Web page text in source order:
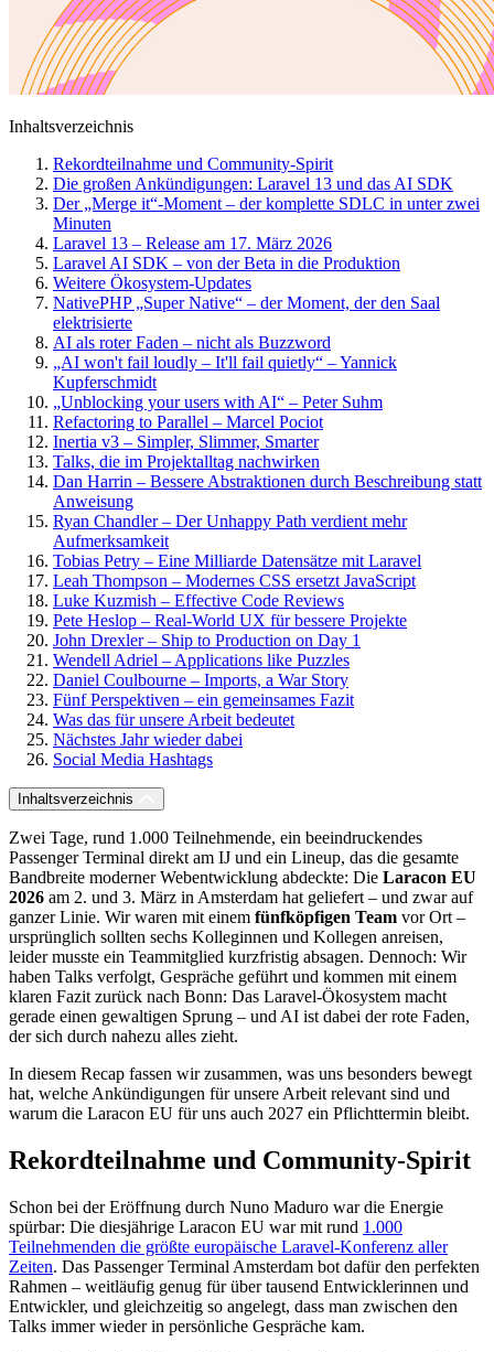
Inhaltsverzeichnis
Rekordteilnahme und Community-Spirit
Die großen Ankündigungen: Laravel 13 und das AI SDK
Der „Merge it“-Moment – der komplette SDLC in unter zwei
Minuten
Laravel 13 – Release am 17. März 2026
Laravel AI SDK – von der Beta in die Produktion
Weitere Ökosystem-Updates
NativePHP „Super Native“ – der Moment, der den Saal
elektrisierte
AI als roter Faden – nicht als Buzzword
„AI won't fail loudly – It'll fail quietly“ – Yannick
Kupferschmidt
„Unblocking your users with AI“ – Peter Suhm
Refactoring to Parallel – Marcel Pociot
Inertia v3 – Simpler, Slimmer, Smarter
Talks, die im Projektalltag nachwirken
Dan Harrin – Bessere Abstraktionen durch Beschreibung statt
Anweisung
Ryan Chandler – Der Unhappy Path verdient mehr
Aufmerksamkeit
Tobias Petry – Eine Milliarde Datensätze mit Laravel
Leah Thompson – Modernes CSS ersetzt JavaScript
Luke Kuzmish – Effective Code Reviews
Pete Heslop – Real-World UX für bessere Projekte
John Drexler – Ship to Production on Day 1
Wendell Adriel – Applications like Puzzles
Daniel Coulbourne – Imports, a War Story
Fünf Perspektiven – ein gemeinsames Fazit
Was das für unsere Arbeit bedeutet
Nächstes Jahr wieder dabei
Social Media Hashtags
Inhaltsverzeichnis
Zwei Tage, rund 1.000 Teilnehmende, ein beeindruckendes
Passenger Terminal direkt am IJ und ein Lineup, das die gesamte
Bandbreite moderner Webentwicklung abdeckte: Die Laracon EU
2026 am 2. und 3. März in Amsterdam hat geliefert – und zwar auf
ganzer Linie. Wir waren mit einem fünfköpfigen Team vor Ort –
ursprünglich sollten sechs Kolleginnen und Kollegen anreisen,
leider musste ein Teammitglied kurzfristig absagen. Dennoch: Wir
haben Talks verfolgt, Gespräche geführt und kommen mit einem
klaren Fazit zurück nach Bonn: Das Laravel-Ökosystem macht
gerade einen gewaltigen Sprung – und AI ist dabei der rote Faden,
der sich durch nahezu alles zieht.
In diesem Recap fassen wir zusammen, was uns besonders bewegt
hat, welche Ankündigungen für unsere Arbeit relevant sind und
warum die Laracon EU für uns auch 2027 ein Pflichttermin bleibt.
Rekordteilnahme und Community-Spirit
Schon bei der Eröffnung durch Nuno Maduro war die Energie
spürbar: Die diesjährige Laracon EU war mit rund 1.000
Teilnehmenden die größte europäische Laravel-Konferenz aller
Zeiten. Das Passenger Terminal Amsterdam bot dafür den perfekten
Rahmen – weitläufig genug für über tausend Entwicklerinnen und
Entwickler, und gleichzeitig so angelegt, dass man zwischen den
Talks immer wieder in persönliche Gespräche kam.